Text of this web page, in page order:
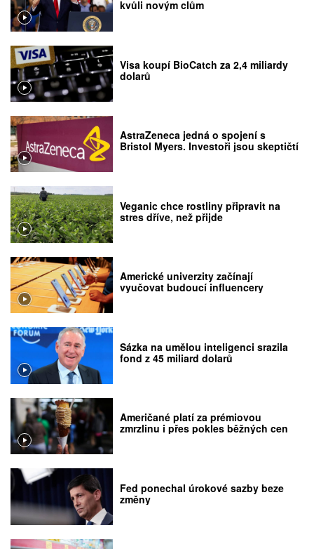
kvůli novým clům
Visa koupí BioCatch za 2,4 miliardy
dolarů
AstraZeneca jedná o spojení s
Bristol Myers. Investoři jsou skeptičtí
Veganic chce rostliny připravit na
stres dříve, než přijde
Americké univerzity začínají
vyučovat budoucí influencery
Sázka na umělou inteligenci srazila
fond z 45 miliard dolarů
Američané platí za prémiovou
zmrzlinu i přes pokles běžných cen
Fed ponechal úrokové sazby beze
změny